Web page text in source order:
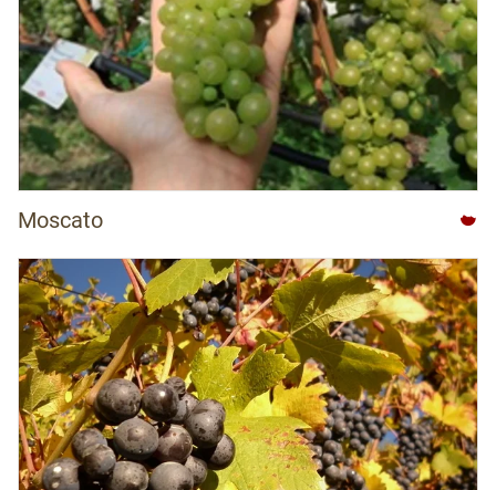
Moscato